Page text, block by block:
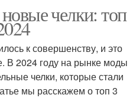
челки: топ
к совершенству, и это
В 2024 году на рынке моды
челки, которые стали
мы расскажем о топ 3